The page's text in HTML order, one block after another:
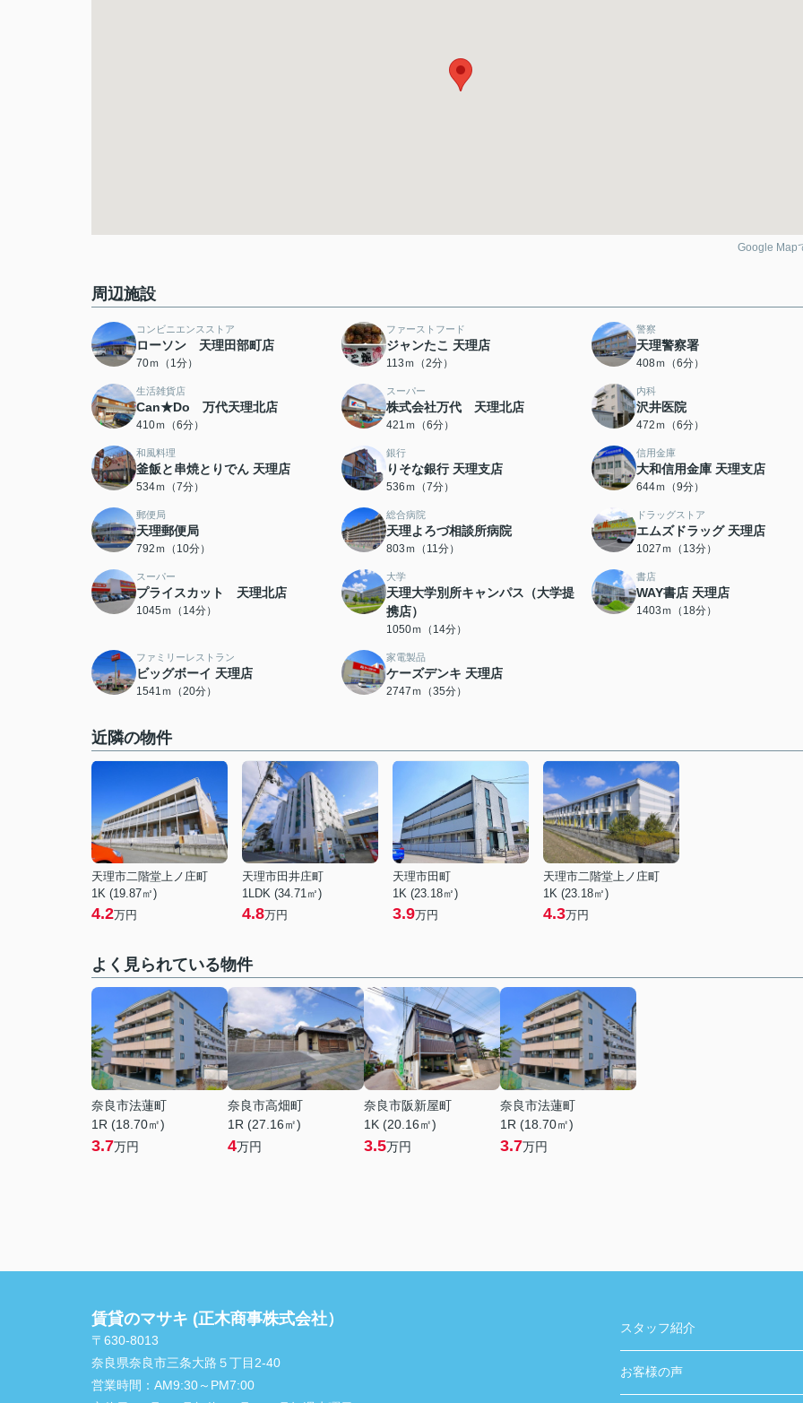
Google Map
周辺施設
コンビニエンスストア
ローソン 天理田部町店
70ｍ（1分）
ファーストフード
ジャンたこ 天理店
113ｍ（2分）
警察
天理警察署
408ｍ（6分）
生活雑貨店
Can★Do 万代天理北店
410ｍ（6分）
スーパー
株式会社万代 天理北店
421ｍ（6分）
内科
沢井医院
472ｍ（6分）
和風料理
釜飯と串焼とりでん 天理店
534ｍ（7分）
銀行
りそな銀行 天理支店
536ｍ（7分）
信用金庫
大和信用金庫 天理支店
644ｍ（9分）
郵便局
天理郵便局
792ｍ（10分）
総合病院
天理よろづ相談所病院
803ｍ（11分）
ドラッグストア
エムズドラッグ 天理店
1027ｍ（13分）
スーパー
プライスカット 天理北店
1045ｍ（14分）
大学
天理大学別所キャンパス（大学提
携店）
1050ｍ（14分）
書店
WAY書店 天理店
1403ｍ（18分）
ファミリーレストラン
ビッグボーイ 天理店
1541ｍ（20分）
家電製品
ケーズデンキ 天理店
2747ｍ（35分）
近隣の物件
天理市二階堂上ノ庄町
1K (19.87㎡)
4.2万円
天理市田井庄町
1LDK (34.71㎡)
4.8万円
天理市田町
1K (23.18㎡)
3.9万円
天理市二階堂上ノ庄町
1K (23.18㎡)
4.3万円
よく見られている物件
奈良市法蓮町
1R (18.70㎡)
3.7万円
奈良市高畑町
1R (27.16㎡)
4万円
奈良市阪新屋町
1K (20.16㎡)
3.5万円
奈良市法蓮町
1R (18.70㎡)
3.7万円
賃貸のマサキ (正木商事株式会社）
〒630-8013
奈良県奈良市三条大路５丁目2-40
営業時間： AM9:30～PM7:00
スタッフ紹介
お客様の声